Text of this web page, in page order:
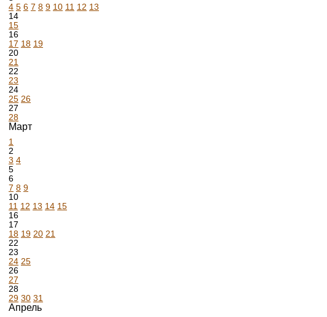
4 5 6 7 8 9 10 11 12 13
14
15
16
17 18 19
20
21
22
23
24
25 26
27
28
Март
1
2
3 4
5
6
7 8 9
10
11 12 13 14 15
16
17
18 19 20 21
22
23
24 25
26
27
28
29 30 31
Апрель